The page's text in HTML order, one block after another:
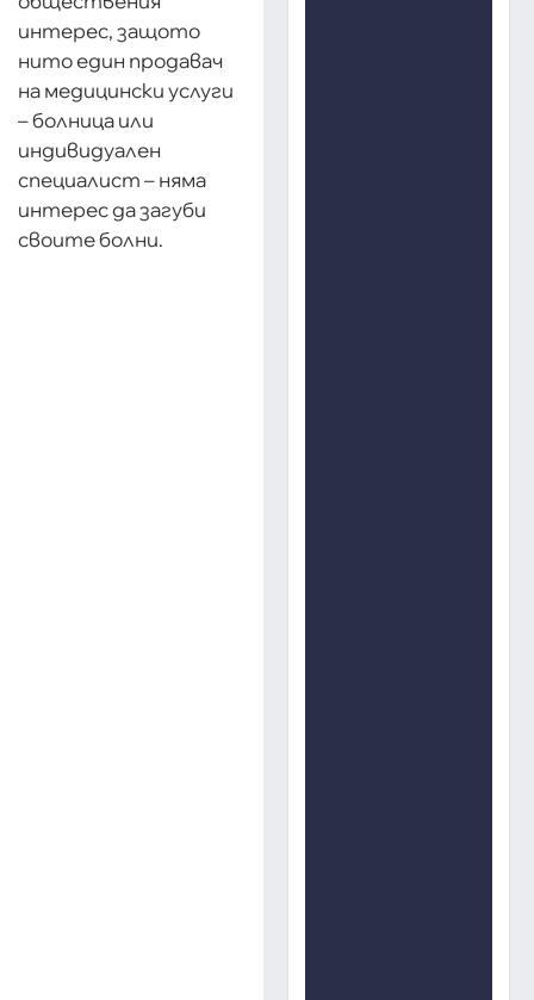
интерес, защото
нито един продавач
на медицински услуги
– болница или
индивидуален
специалист – няма
интерес да загуби
своите болни.